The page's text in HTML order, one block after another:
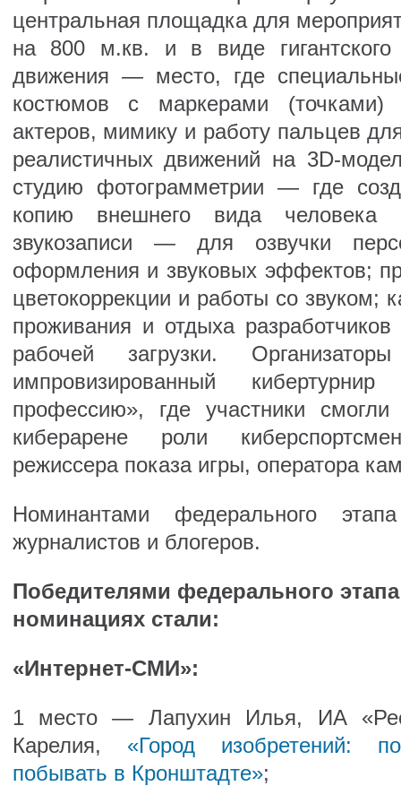
центральная площадка для
на 800 м.кв. и в виде гигантского
движения — место, где
костюмов с маркерами (точками)
актеров, мимику и работу пальцев
реалистичных движений на 3D-
студию фотограмметрии — где
копию внешнего вида человека
звукозаписи — для озвучки
оформления и звуковых эффектов;
цветокоррекции и работы со звуком;
проживания и отдыха
рабочей загрузки.
импровизированный
профессию», где участники
киберарене роли
режиссера показа игры, оператора
Номинантами федерального
журналистов и блогеров.
Победителями федерального
номинациях стали:
«Интернет-СМИ»:
1 место — Лапухин Илья, ИА
Карелия, «Город изобретений:
побывать в Кронштадте»;